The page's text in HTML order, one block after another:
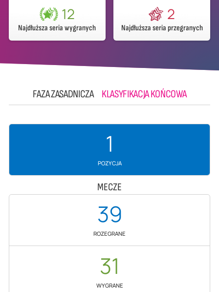
12
Najdłuższa seria wygranych
2
Najdłuższa seria przegranych
FAZA ZASADNICZA KLASYFIKACJA KOŃCOWA
1
POZYCJA
MECZE
39
ROZEGRANE
31
WYGRANE